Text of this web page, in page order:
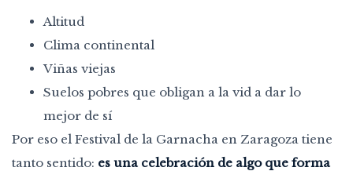
Altitud
Clima continental
Viñas viejas
Suelos pobres que obligan a la vid a dar lo
mejor de sí
Por eso el Festival de la Garnacha en Zaragoza tiene
tanto sentido: es una celebración de algo que forma